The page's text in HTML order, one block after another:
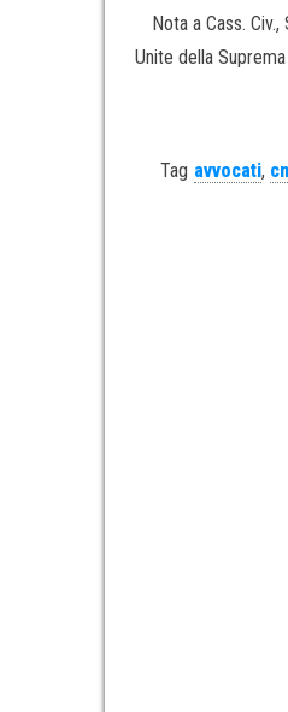
Nota a Cass.
Unite della
Tag avvocati,